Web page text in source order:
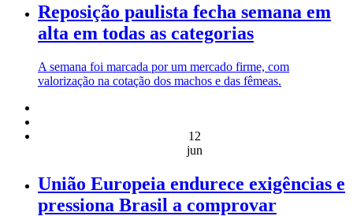
Reposição paulista fecha semana em
alta em todas as categorias
A semana foi marcada por um mercado firme, com
valorização na cotação dos machos e das fêmeas.
12
jun
União Europeia endurece exigências e
pressiona Brasil a comprovar